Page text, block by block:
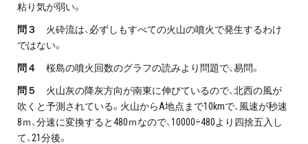
粘り気が弱い。
問３
火砕流は、必ずしもすべての火山の噴火で発生するわけ
ではない。
問４ 桜島の噴火回数のグラフの読みより問題で、易問。
問５
火山灰の降灰方向が南東に伸びているので、北西の風が
吹くと予測されている。火山からA地点まで10kmで、風速が秒速
8ｍ、分速に変換すると480ｍなので、10000÷480より四捨五入し
て、21分後。